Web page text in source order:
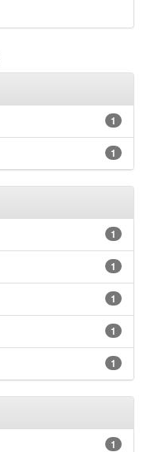
1
1
1
1
1
1
1
1